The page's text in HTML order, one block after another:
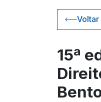
Voltar
15ª